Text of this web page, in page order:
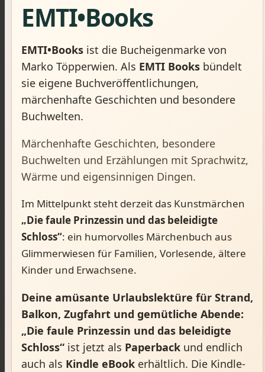
EMTI•Books
EMTI•Books ist die Bucheigenmarke von
Marko Töpperwien. Als EMTI Books bündelt
sie eigene Buchveröffentlichungen,
märchenhafte Geschichten und besondere
Buchwelten.
Märchenhafte Geschichten, besondere
Buchwelten und Erzählungen mit Sprachwitz,
Wärme und eigensinnigen Dingen.
Im Mittelpunkt steht derzeit das Kunstmärchen
„Die faule Prinzessin und das beleidigte
Schloss“: ein humorvolles Märchenbuch aus
Glimmerwiesen für Familien, Vorlesende, ältere
Kinder und Erwachsene.
Deine amüsante Urlaubslektüre für Strand,
Balkon, Zugfahrt und gemütliche Abende:
„Die faule Prinzessin und das beleidigte
Schloss“ ist jetzt als Paperback und endlich
auch als Kindle eBook erhältlich. Die Kindle-